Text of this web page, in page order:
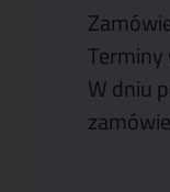
W dniu